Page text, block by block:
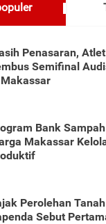
Penasaran,
Semifinal
Bank
Makassar
Perolehan
Sebut